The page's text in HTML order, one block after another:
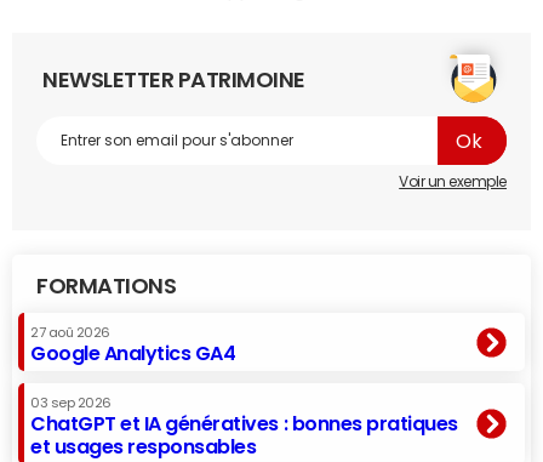
NEWSLETTER PATRIMOINE
Voir un exemple
FORMATIONS
27 aoû 2026
Google Analytics GA4
03 sep 2026
ChatGPT et IA génératives : bonnes pratiques
et usages responsables